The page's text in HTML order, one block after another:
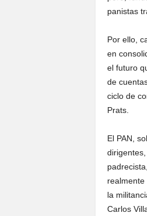
panistas
Por ello,
en
el futuro
de
ciclo de
Prats.
El PAN,
la
Carlos